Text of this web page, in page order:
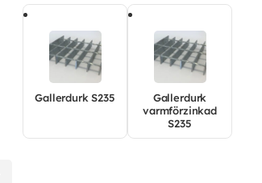
Gallerdurk S235
Gallerdurk
varmförzinkad
S235